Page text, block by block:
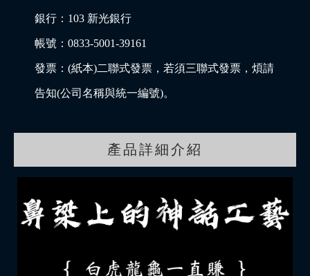
銀行：103 新光銀行
帳號：0833-5001-39161
發票：(紙本)二聯式發票，若須三聯式發票，煩請
告知(公司名稱與統一編號)。
產品詳細介紹